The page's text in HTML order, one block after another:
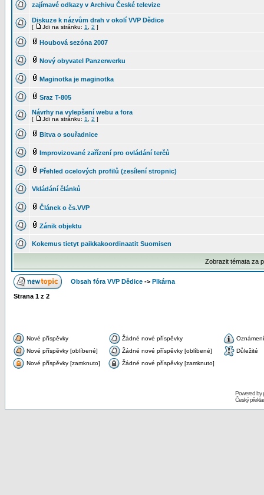
zajímavé odkazy v Archivu České televize
Diskuze k názvům drah v okolí VVP Dědice
[ Jdi na stránku: 1 2 ]
Houbová sezóna 2007
Nový obyvatel Panzerwerku
Maginotka je maginotka
Sraz T-805
Návrhy na vylepšení webu a fora
[ Jdi na stránku: 1 2 ]
Bitva o souřadnice
Improvizované zařízení pro ovládání terčů
Přehled ocelových profilů (zesílení stropnic)
Vkládání článků
Článek o čs.VVP
Zánik objektu
Kokemus tietyt paikkakoordinaatit Suomisen
Zobrazit témata za
Obsah fóra VVP Dědice -> Plkárna
Strana 1 z 2
Nové příspěvky Žádné nové příspěvky
Oznámení
Nové příspěvky [oblíbené]
Žádné nové příspěvky [oblíbené]
Důležité
Nové příspěvky [zamknuto]
Žádné nové příspěvky [zamknuto]
Powered by
Český